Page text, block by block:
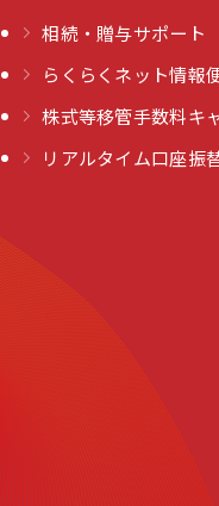
相続・贈与サポート
らくらくネット情報
株式等移管手数料キ
リアルタイム口座振